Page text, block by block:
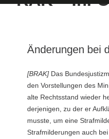
Änderungen bei
[BRAK] Das
den Vorstellungen des
alte Rechtsstand wieder
derjenigen, zu der er
musste, um eine
Strafmilderungen auch